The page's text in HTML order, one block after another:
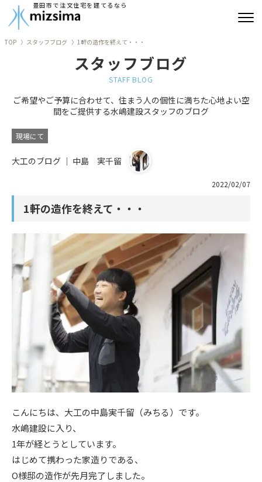
豊田市で注文住宅を建てるなら
リフォーム
古民家再生
建築実績
ニュース
イベント情報
資料請求・お問い合わせ
TOP スタッフブログ 1軒の造作を終えて・・・
スタッフブログ
STAFF BLOG
ご希望やご予算に合わせて、住まう人の個性に満ちた心地よい空
間をご提供する水嶋建設スタッフのブログ
現場にて
大工のブログ ｜ 中島 実千留
2022/02/07
1軒の造作を終えて・・・
こんにちは、大工の中島実千留（みちる）です。
水嶋建設に入り、
1年が経とうとしています。
はじめて携わった家造りである、
O様邸の造作が先月完了しました。